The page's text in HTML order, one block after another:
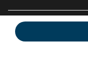
宾客适用